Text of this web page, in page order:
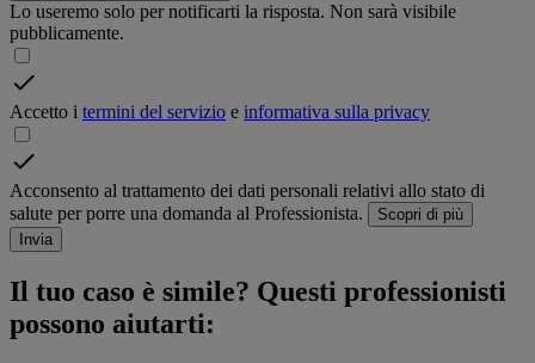
Lo useremo solo per notificarti la risposta. Non sarà visibile
pubblicamente.
Accetto i termini del servizio e informativa sulla privacy
Acconsento al trattamento dei dati personali relativi allo stato di
salute per porre una domanda al Professionista.
Scopri di più
Invia
Il tuo caso è simile? Questi professionisti
possono aiutarti: